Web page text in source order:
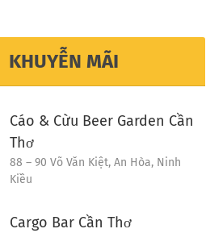
KHUYỄN MÃI
Cáo & Cừu Beer Garden Cần
Thơ
88 – 90 Võ Văn Kiệt, An Hòa, Ninh
Kiều
Cargo Bar Cần Thơ